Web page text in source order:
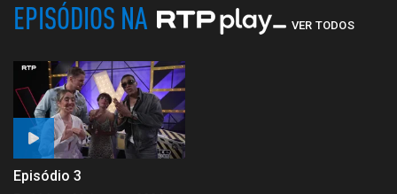
EPISÓDIOS NA VER TODOS
Episódio 3